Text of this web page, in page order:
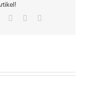
TumblrPinterest